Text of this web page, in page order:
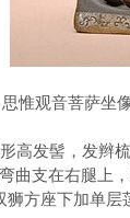
思惟观音菩萨坐
高发髻，发辫
曲支在右腿上
狮方座下加单